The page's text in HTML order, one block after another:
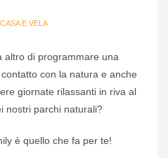
CASA E VELA
altro di programmare una
con la natura e anche
giornate rilassanti in riva al
nostri parchi naturali?
è quello che fa per te!